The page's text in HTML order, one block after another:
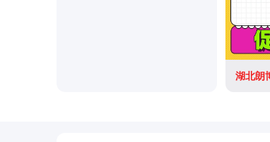
湖北朗